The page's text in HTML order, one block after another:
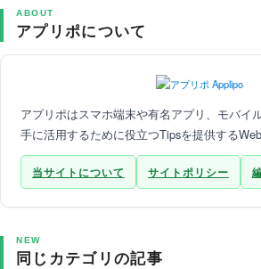
ABOUT
アプリポについて
アプリポはスマホ端末や有名アプリ、モバイ
手に活用するために役立つTipsを提供するWeb
当サイトについて サイトポリシー
NEW
同じカテゴリの記事